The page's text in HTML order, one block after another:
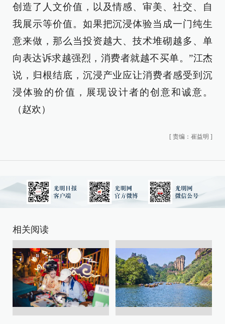
创造了人文价值，以及情感、审美、社交、自
我展示等价值。如果把沉浸体验当成一门纯生
意来做，那么当投资越大、技术堆砌越多、单
向表达诉求越强烈，消费者就越不买单。”江杰
说，归根结底，沉浸产业应让消费者感受到沉
浸体验的价值，展现设计者的创意和诚意。
（赵欢）
[ 责编：崔益明 ]
相关阅读